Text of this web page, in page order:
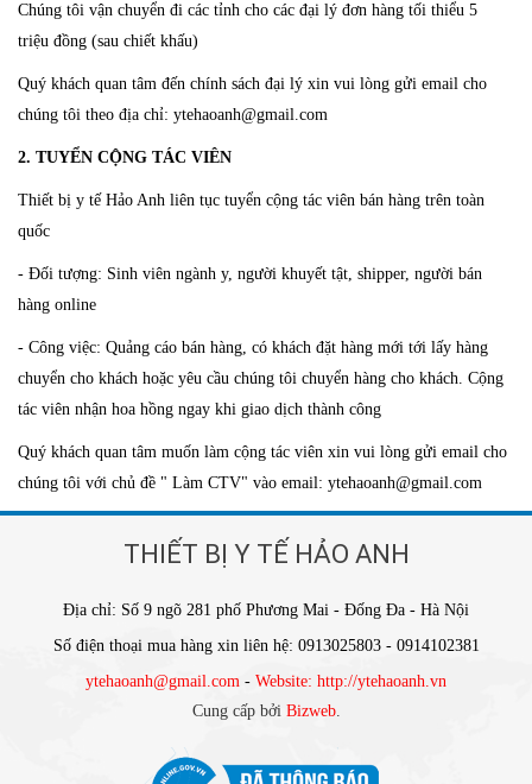
Chúng tôi vận chuyển đi các tỉnh cho các đại lý đơn hàng tối thiểu 5
triệu đồng (sau chiết khấu)
Quý khách quan tâm đến chính sách đại lý xin vui lòng gửi email cho
chúng tôi theo địa chỉ: ytehaoanh@gmail.com
2. TUYỂN CỘNG TÁC VIÊN
Thiết bị y tế Hảo Anh liên tục tuyển cộng tác viên bán hàng trên toàn
quốc
- Đối tượng: Sinh viên ngành y, người khuyết tật, shipper, người bán
hàng online
- Công việc: Quảng cáo bán hàng, có khách đặt hàng mới tới lấy hàng
chuyển cho khách hoặc yêu cầu chúng tôi chuyển hàng cho khách. Cộng
tác viên nhận hoa hồng ngay khi giao dịch thành công
Quý khách quan tâm muốn làm cộng tác viên xin vui lòng gửi email cho
chúng tôi với chủ đề " Làm CTV" vào email: ytehaoanh@gmail.com
THIẾT BỊ Y TẾ HẢO ANH
Địa chỉ: Số 9 ngõ 281 phố Phương Mai - Đống Đa - Hà Nội
Số điện thoại mua hàng xin liên hệ: 0913025803 - 0914102381
ytehaoanh@gmail.com - Website: http://ytehaoanh.vn
Cung cấp bởi Bizweb.